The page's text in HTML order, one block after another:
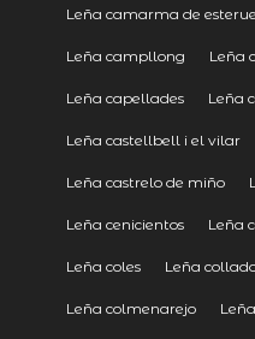
Leña camarma de
Leña campllong Leña
Leña capellades Leña
Leña castellbell i el vilar
Leña castrelo de miño
Leña cenicientos Leña
Leña coles Leña
Leña colmenarejo